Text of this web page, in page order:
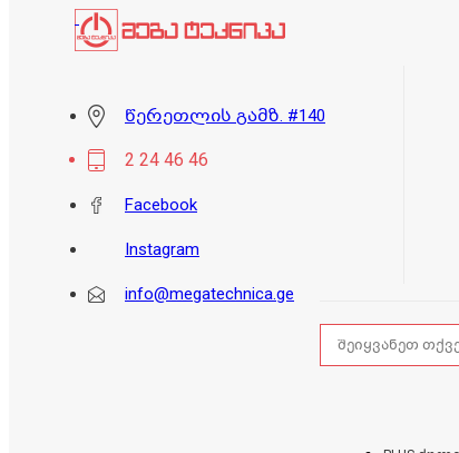
წერეთლის გამზ. #140
2 24 46 46
Facebook
Instagram
info@megatechnica.ge